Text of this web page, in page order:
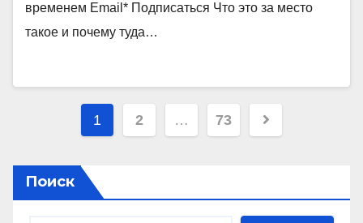
временем Email* Подписаться Что это за место
такое и почему туда…
Пагинация
1 2 … 73
Поиск